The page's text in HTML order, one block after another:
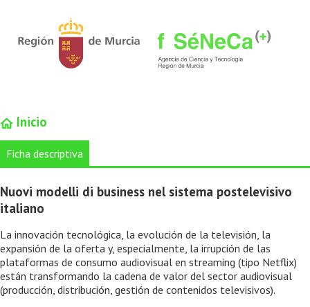
Inicio
Ficha descriptiva
Nuovi modelli di business nel sistema postelevisivo
italiano
La innovación tecnológica, la evolución de la televisión, la
expansión de la oferta y, especialmente, la irrupción de las
plataformas de consumo audiovisual en streaming (tipo Netflix)
están transformando la cadena de valor del sector audiovisual
(producción, distribución, gestión de contenidos televisivos).